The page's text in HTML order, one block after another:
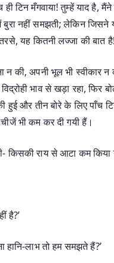
ही टिन मँगवाया! तुम्हें याद है,
बुरा नहीं समझती; लेकिन
यह कितनी लज्जा की बात है!
न की, अपनी भूल भी स्वीकार
भाव से खड़ा रहा, फिर
हुई और तीन बोरे के लिए पाँच
भी कम कर दी गयी हैं।
किसकी राय से आटा कम किया
है?’
हानि-लाभ तो हम समझते हैं?’